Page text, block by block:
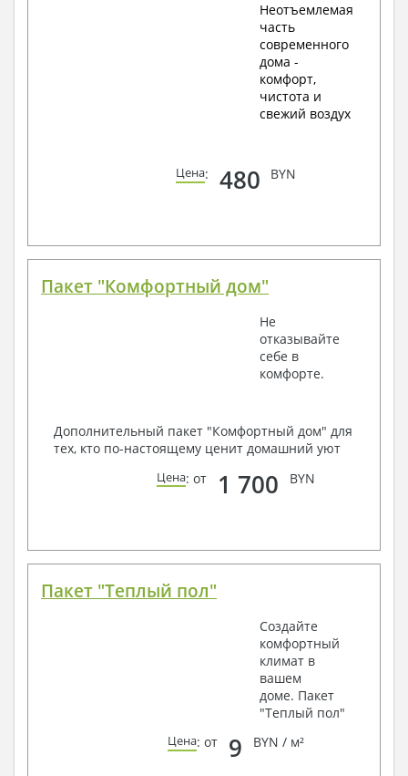
Неотъемлемая
часть
современного
дома -
комфорт,
чистота и
свежий воздух
Цена: 480 BYN
Пакет "Комфортный дом"
Не
отказывайте
себе в
комфорте.
Дополнительный пакет "Комфортный дом" для
тех, кто по-настоящему ценит домашний уют
Цена: от 1 700 BYN
Пакет "Теплый пол"
Создайте
комфортный
климат в
вашем
доме. Пакет
"Теплый пол"
Цена: от 9 BYN / м²